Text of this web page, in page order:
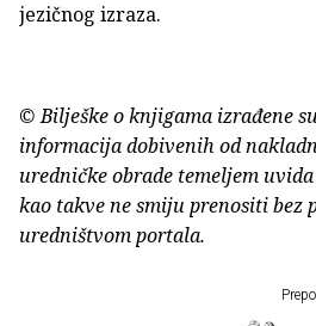
jezičnog izraza.
© Bilješke o knjigama izrađene
informacija dobivenih od
uredničke obrade temeljem
kao takve ne smiju prenositi bez
uredništvom portala.